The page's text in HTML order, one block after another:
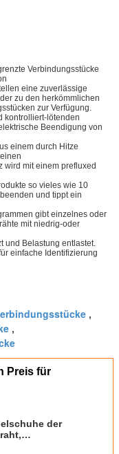
Verbindungsstücke
eine zuverlässige
zu den herkömmlichen
zur Verfügung.
kontrolliert-lötenden
Beendigung von
einem durch Hitze
wird mit einem prefluxed
so vieles wie 10
und tippt ein
gibt einzelnes oder
mit niedrig-oder
und Belastung entlastet.
einfache Identifizierung
,
,
Preis für
der